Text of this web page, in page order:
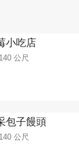
小吃店
140 公尺
包子饅頭
140 公尺